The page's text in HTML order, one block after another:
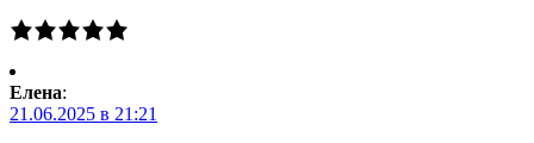
Елена:
21.06.2025 в 21:21